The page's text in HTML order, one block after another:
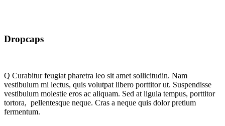
Dropcaps
Q Curabitur feugiat pharetra leo sit amet sollicitudin. Nam
vestibulum mi lectus, quis volutpat libero porttitor ut. Suspendisse
vestibulum molestie eros ac aliquam. Sed at ligula tempus, porttitor
tortora, pellentesque neque. Cras a neque quis dolor pretium
fermentum.